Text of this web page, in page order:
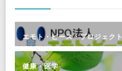
エモト・ピース・プロジェクト
健康・医学